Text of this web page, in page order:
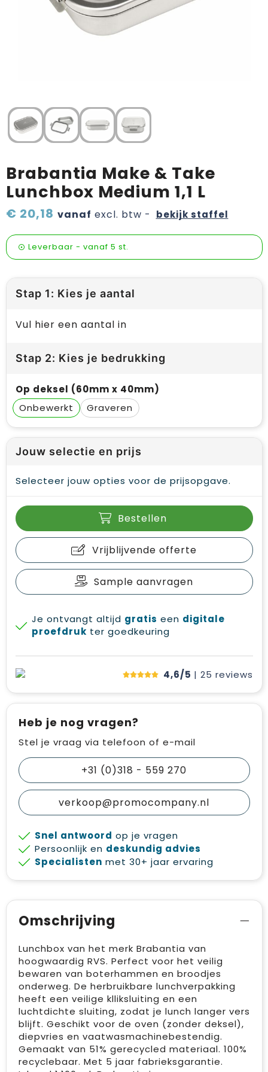
Verzorging & welness
Sinterklaas etenswaren
Zomerpakketten
Brabantia Make & Take
Lunchbox Medium 1,1 L
€ 20,18 vanaf excl. btw - bekijk staffel
Leverbaar - vanaf 5 st.
Stap 1: Kies je aantal
Vul hier een aantal in
Stap 2: Kies je bedrukking
Op deksel (60mm x 40mm)
Onbewerkt
Graveren
Jouw selectie en prijs
Selecteer jouw opties voor de prijsopgave.
Bestellen
Vrijblijvende offerte
Sample aanvragen
Je ontvangt altijd gratis een digitale
proefdruk ter goedkeuring
4,6/5 | 25 reviews
Heb je nog vragen?
Stel je vraag via telefoon of e-mail
+31 (0)318 - 559 270
verkoop@promocompany.nl
Snel antwoord op je vragen
Persoonlijk en deskundig advies
Specialisten met 30+ jaar ervaring
Omschrijving
Lunchbox van het merk Brabantia van
hoogwaardig RVS. Perfect voor het veilig
bewaren van boterhammen en broodjes
onderweg. De herbruikbare lunchverpakking
heeft een veilige klliksluiting en een
luchtdichte sluiting, zodat je lunch langer vers
blijft. Geschikt voor de oven (zonder deksel),
diepvries en vaatwasmachinebestendig.
Gemaakt van 51% gerecycled materiaal. 100%
recyclebaar. Met 5 jaar fabrieksgarantie.